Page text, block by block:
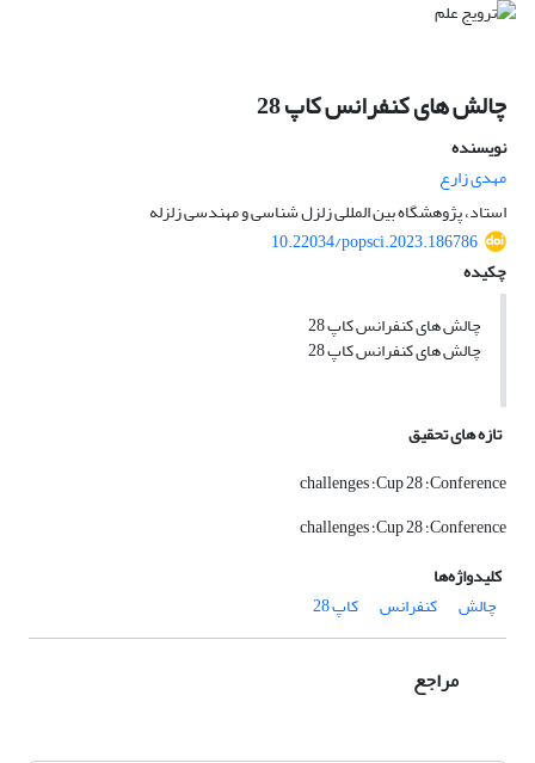
چالش های کنفرانس کاپ 28
نویسنده
مهدی زارع
استاد، پژوهشگاه بین المللی زلزل شناسی و مهندسی زلزله
10.22034/popsci.2023.186786
چکیده
چالش های کنفرانس کاپ 28
چالش های کنفرانس کاپ 28
تازه های تحقیق
Conference؛ Cup 28؛ challenges
Conference؛ Cup 28؛ challenges
کلیدواژه‌ها
چالش
کنفرانس کاپ 28
مراجع